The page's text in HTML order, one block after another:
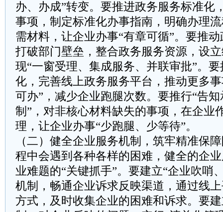
办、办成”转变。要推进政务服务标准化
事项，制定标准化办事指南，明确办理
需材料，让企业办事“有章可循”。要推
打破部门壁垒，整合政务服务资源，设
现“一窗受理、集成服务、并联审批”。
化，完善线上政务服务平台，推动更多
可办”，减少企业跑腿次数。要推行“告
制”，对非核心材料缺失的事项，在企业
理，让企业办事“少跑腿、少等待”。
（二）健全企业服务机制，筑牢精准保
程中会遇到各种各样的困难，健全的企
业难题的“关键抓手”。要建立“企业吹哨
机制，畅通企业诉求反映渠道，通过线
方式，及时收集企业的困难和诉求。要